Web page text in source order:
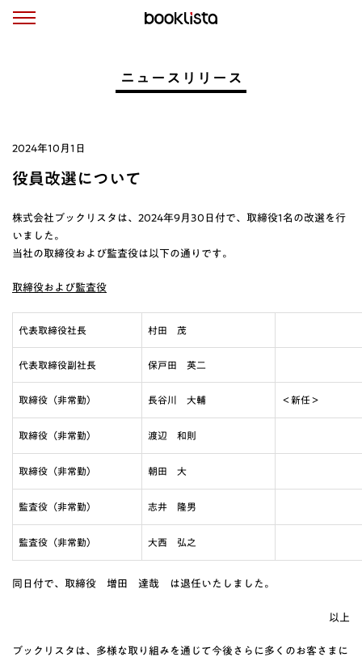
ニュースリリース
2024年10月1日
役員改選について
株式会社ブックリスタは、2024年9月30日付で、取締役1名の改選を行
いました。
当社の取締役および監査役は以下の通りです。
取締役および監査役
代表取締役社長 村田 茂
代表取締役副社長 保戸田 英二
取締役（非常勤） 長谷川 大輔 ＜新任＞
取締役（非常勤） 渡辺 和則
取締役（非常勤） 朝田 大
監査役（非常勤） 志井 隆男
監査役（非常勤） 大西 弘之
同日付で、取締役 増田 達哉 は退任いたしました。
以上
ブックリスタは、多様な取り組みを通じて今後さらに多くのお客さまに